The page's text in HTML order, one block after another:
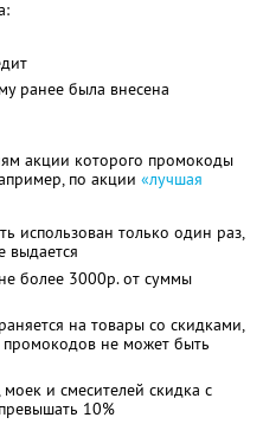
ранее была внесена
акции которого промокоды
по акции «лучшая
использован только один раз,
выдается
более 3000р. от суммы
на товары со скидками,
не может быть
и смесителей скидка с
10%